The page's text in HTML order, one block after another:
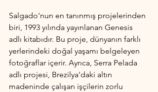
Salgado'nun en tanınmış projelerinden
biri, 1993 yılında yayınlanan Genesis
adlı kitabıdır. Bu proje, dünyanın farklı
yerlerindeki doğal yaşamı belgeleyen
fotoğraflar içerir. Ayrıca, Serra Pelada
adlı projesi, Brezilya'daki altın
madeninde çalışan işçilerin zorlu